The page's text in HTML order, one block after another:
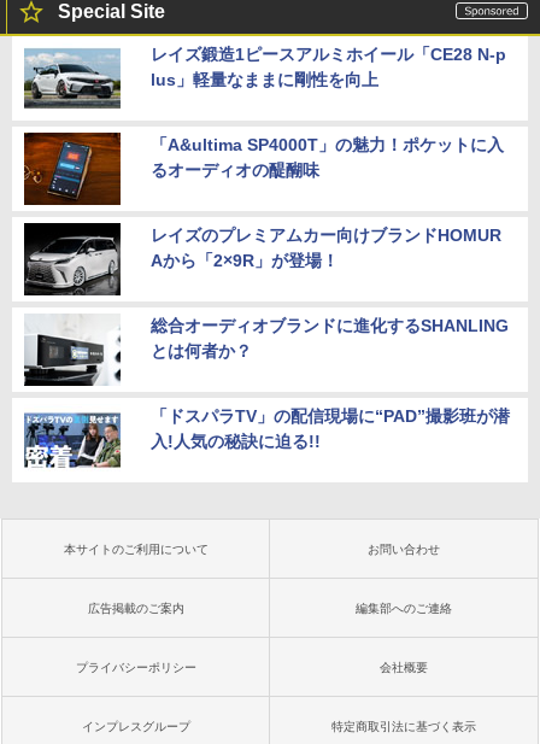
Special Site
レイズ鍛造1ピースアルミホイール「CE28 N-p
lus」軽量なままに剛性を向上
「A&ultima SP4000T」の魅力！ポケットに入
るオーディオの醍醐味
レイズのプレミアムカー向けブランドHOMUR
Aから「2×9R」が登場！
総合オーディオブランドに進化するSHANLING
とは何者か？
「ドスパラTV」の配信現場に“PAD”撮影班が潜
入!人気の秘訣に迫る!!
本サイトのご利用について お問い合わせ
広告掲載のご案内 編集部へのご連絡
プライバシーポリシー 会社概要
インプレスグループ 特定商取引法に基づく表示